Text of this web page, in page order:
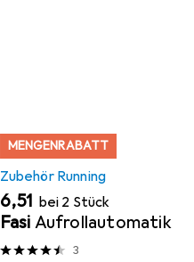
MENGENRABATT
Zubehör Running
EUR
6,51 bei 2 Stück
Fasi Aufrollautomatik
3